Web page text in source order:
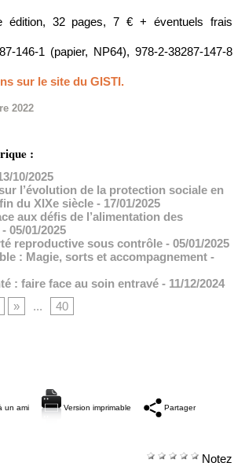
édition, 32 pages, 7 € + éventuels frais
146-1 (papier, NP64), 978-2-38287-147-8
sur le site du GISTI.
2022
:
10/2025
l’évolution de la protection sociale en
du XIXe siècle - 17/01/2025
aux défis de l’alimentation des
- 05/01/2025
reproductive sous contrôle - 05/01/2025
: Magie, sorts et accompagnement -
: faire face au soin entravé - 11/12/2024
» ... 40
un ami Version imprimable Partager
Notez